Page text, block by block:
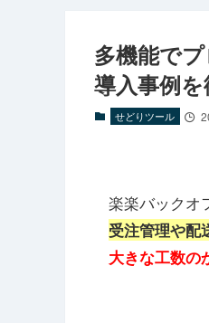
多機能で
導入事例を
せどりツール
楽楽バックオ
受注管理や配
大きな工数の